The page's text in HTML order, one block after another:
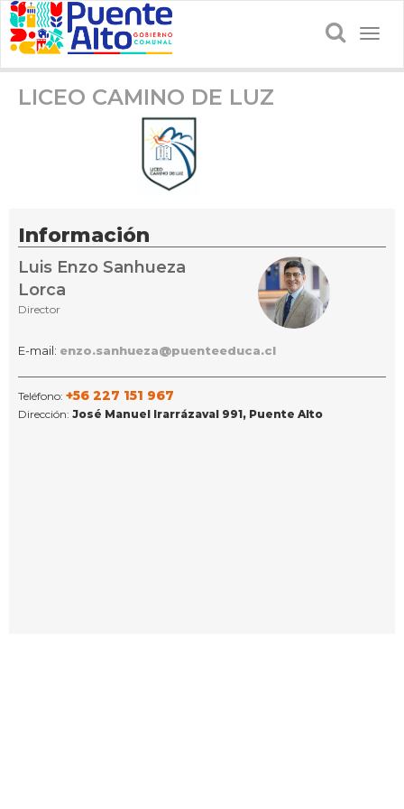
LICEO CAMINO DE LUZ
Información
Luis Enzo Sanhueza
Lorca
Director
E-mail: enzo.sanhueza@puenteeduca.cl
Teléfono: +56 227 151 967
Dirección: José Manuel Irarrázaval 991, Puente Alto